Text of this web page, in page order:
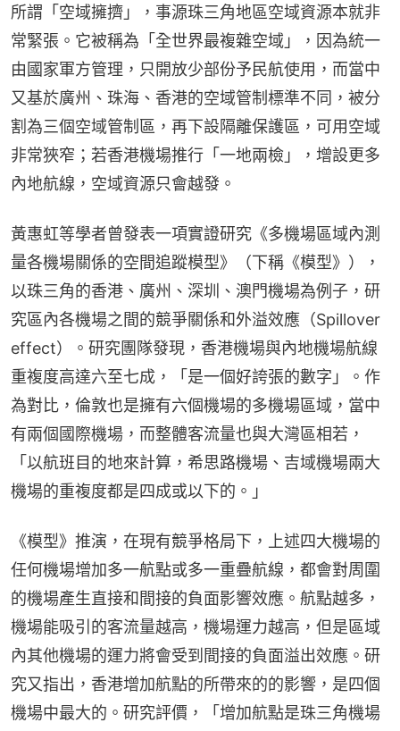
所謂「空域擁擠」，事源珠三角地區空域資源本就非
常緊張。它被稱為「全世界最複雜空域」，因為統一
由國家軍方管理，只開放少部份予民航使用，而當中
又基於廣州、珠海、香港的空域管制標準不同，被分
割為三個空域管制區，再下設隔離保護區，可用空域
非常狹窄；若香港機場推行「一地兩檢」，增設更多
內地航線，空域資源只會越發。
黃惠虹等學者曾發表一項實證研究《多機場區域內測
量各機場關係的空間追蹤模型》（下稱《模型》），
以珠三角的香港、廣州、深圳、澳門機場為例子，研
究區內各機場之間的競爭關係和外溢效應（Spillover
effect）。研究團隊發現，香港機場與內地機場航線
重複度高達六至七成，「是一個好誇張的數字」。作
為對比，倫敦也是擁有六個機場的多機場區域，當中
有兩個國際機場，而整體客流量也與大灣區相若，
「以航班目的地來計算，希思路機場、吉域機場兩大
機場的重複度都是四成或以下的。」
《模型》推演，在現有競爭格局下，上述四大機場的
任何機場增加多一航點或多一重疊航線，都會對周圍
的機場產生直接和間接的負面影響效應。航點越多，
機場能吸引的客流量越高，機場運力越高，但是區域
內其他機場的運力將會受到間接的負面溢出效應。研
究又指出，香港增加航點的所帶來的的影響，是四個
機場中最大的。研究評價，「增加航點是珠三角機場